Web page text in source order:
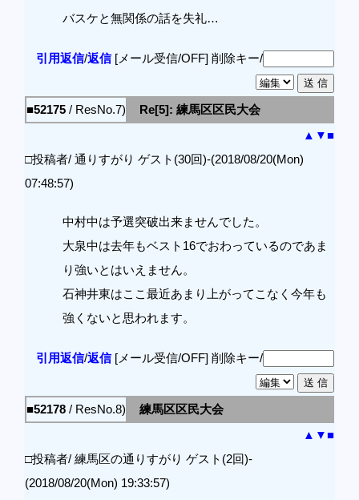
バスケと無関係の話を失礼…
引用返信/返信[メール受信/OFF] 削除キー/
■52175 / ResNo.7)
Re[5]: 練馬区区民大会
▲ ▼■
□投稿者/ 通りすがり ゲスト(30回)-(2018/08/20(Mon)
07:48:57)
中村中は予選突破出来ませんでした。
大泉中は去年もベスト16でおわっているのであま
り強いとはいえません。
石神井東はここ最近あまり上がってこなく今年も
強くないと思われます。
引用返信/返信[メール受信/OFF] 削除キー/
■52178 / ResNo.8)
練馬区区民大会
▲ ▼■
□投稿者/ 練馬区の通りすがり ゲスト(2回)-
(2018/08/20(Mon) 19:33:57)